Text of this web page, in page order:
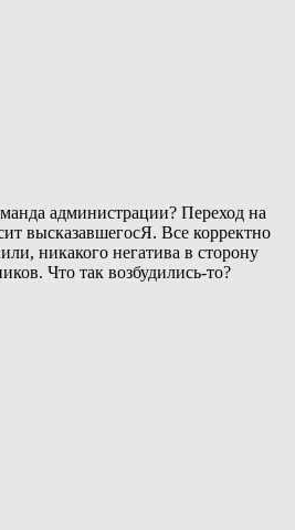
администрации? Переход на
высказавшегосЯ. Все корректно
никакого негатива в сторону
Что так возбудились-то?